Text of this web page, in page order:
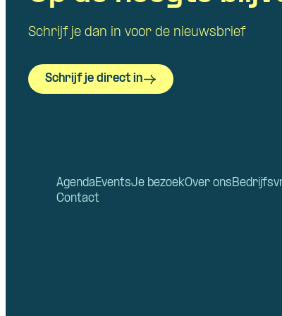
Schrijf je dan in voor de nieuwsbrief
Schrijf je direct in
AgendaEventsJe bezoekOver ons
Contact